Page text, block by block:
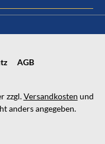
AGB
zzgl.Versandkosten und
anders angegeben.